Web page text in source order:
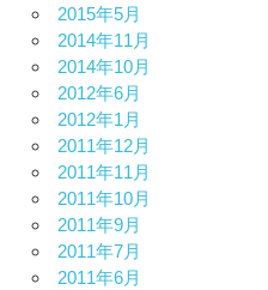
2015年5月
2014年11月
2014年10月
2012年6月
2012年1月
2011年12月
2011年11月
2011年10月
2011年9月
2011年7月
2011年6月